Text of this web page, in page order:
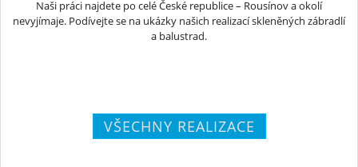
Naši práci najdete po celé České republice – Rousínov a okolí
nevyjímaje. Podívejte se na ukázky našich realizací skleněných zábradlí
a balustrad.
VŠECHNY REALIZACE